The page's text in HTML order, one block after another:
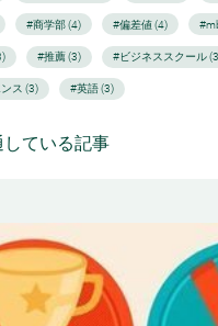
#商学部 (4) #偏差値 (4)
#推薦 (3) #ビジネススクール
ス (3) #英語 (3)
している記事